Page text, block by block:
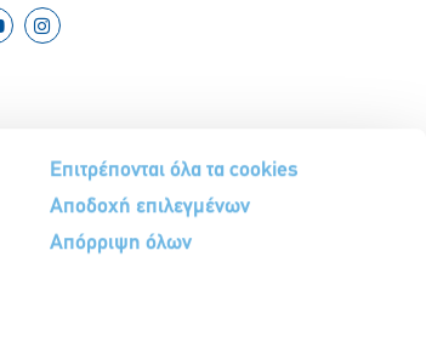
Επιτρέπονται όλα τα cookies
Αποδοχή επιλεγμένων
Απόρριψη όλων